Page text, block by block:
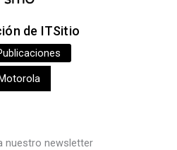
de ITSitio
nuestro newsletter